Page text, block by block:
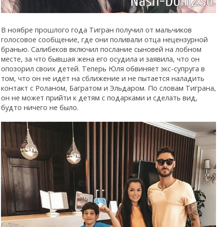
В ноябре прошлого года Тигран получил от мальчиков
голосовое сообщение, где они поливали отца нецензурной
бранью. Салибеков включил послание сыновей на лобном
месте, за что бывшая жена его осудила и заявила, что он
опозорил своих детей. Теперь Юля обвиняет экс-супруга в
том, что он не идёт на сближение и не пытается наладить
контакт с Роланом, Багратом и Эльдаром. По словам Тиграна,
он не может прийти к детям с подарками и сделать вид,
будто ничего не было.